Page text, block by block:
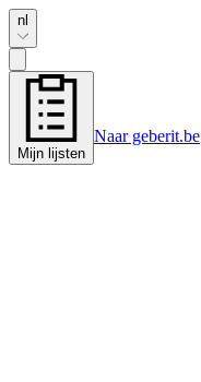
nl
Mijn lijsten
Naar geberit.be